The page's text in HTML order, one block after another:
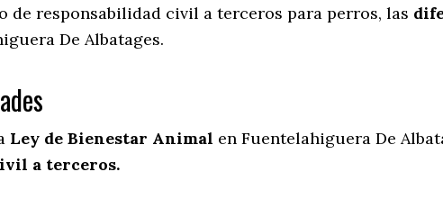
responsabilidad civil a terceros para perros, las
De Albatages.
Ley de Bienestar Animal en Fuentelahiguera De
a terceros.